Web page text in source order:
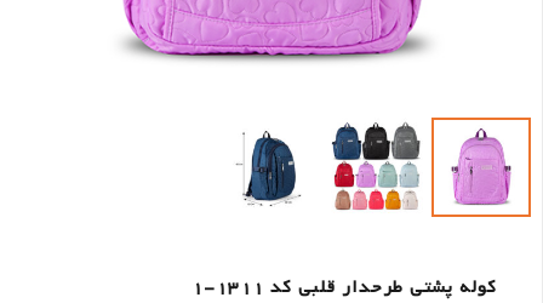
کوله پشتی طرحدار قلبی کد 1311-1